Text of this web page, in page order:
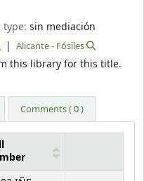
type:sin mediación
Alicante - Fósiles
this library for this title.
Comments ( 0 )